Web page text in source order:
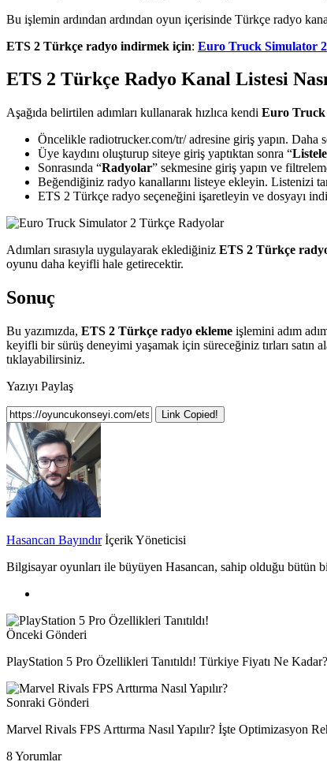
Bu işlemin ardından ardından oyun içerisinde Türkçe radyo
ETS 2 Türkçe radyo indirmek için: Euro Truck Simulator
ETS 2 Türkçe Radyo Kanal Listesi
Aşağıda belirtilen adımları kullanarak hızlıca kendi Euro Truck
Öncelikle radiotrucker.com/tr/ adresine giriş yapın. Daha
Üye kaydını oluşturup siteye giriş yaptıktan sonra “
Sonrasında “Radyolar” sekmesine giriş yapın ve
Beğendiğiniz radyo kanallarını listeye ekleyin. Listenizi
ETS 2 Türkçe radyo seçeneğini işaretleyin ve dosyayı
Adımları sırasıyla uygulayarak eklediğiniz ETS 2 Türkçe
oyunu daha keyifli hale getirecektir.
Sonuç
Bu yazımızda, ETS 2 Türkçe radyo ekleme işlemini adım
keyifli bir sürüş deneyimi yaşamak için süreceğiniz tırları satın
tıklayabilirsiniz.
Yazıyı Paylaş
Link Copied!
Hasancan Bayındır İçerik Yöneticisi
Bilgisayar oyunları ile büyüyen Hasancan, sahip olduğu
Önceki Gönderi
PlayStation 5 Pro Özellikleri Tanıtıldı! Türkiye Fiyatı Ne Kadar?
Sonraki Gönderi
Marvel Rivals FPS Arttırma Nasıl Yapılır? İşte Optimizasyon
8 Yorumlar